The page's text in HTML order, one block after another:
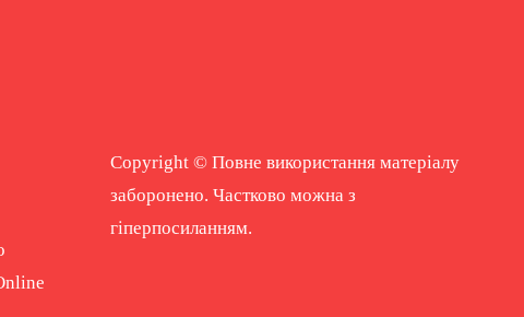
Copyright © Повне використання матеріалу
заборонено. Частково можна з
гіперпосиланням.